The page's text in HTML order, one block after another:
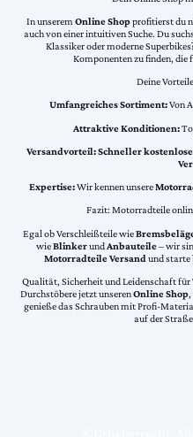
In unserem Online Shopprofitierst du
auch von einer intuitiven Suche. Du
Klassiker oder moderne
Komponenten zu finden, die
Deine
Umfangreiches Sortiment:Von
Attraktive Konditionen:
Versandvorteil:Schneller
Expertise:Wir kennen unsere
Fazit: Motorradteile
Egal ob Verschleißteile wie
wieBlinkerundAnbauteile– wir
Motorradteile Versand und starte
Qualität, Sicherheit und Leidenschaft für
Durchstöbere jetzt unserenOnline Shop
genieße das Schrauben mit Profi-
auf der